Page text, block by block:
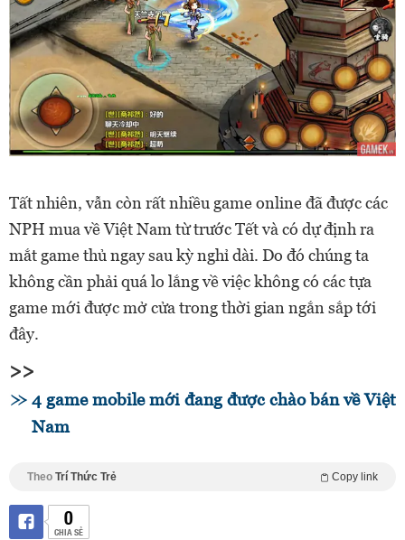
Tất nhiên, vẫn còn rất nhiều game online đã được các
NPH mua về Việt Nam từ trước Tết và có dự định ra
mắt game thủ ngay sau kỳ nghỉ dài. Do đó chúng ta
không cần phải quá lo lắng về việc không có các tựa
game mới được mở cửa trong thời gian ngắn sắp tới
đây.
>>
4 game mobile mới đang được chào bán về Việt
Nam
Theo Trí Thức Trẻ Copy link
0
CHIA SẺ